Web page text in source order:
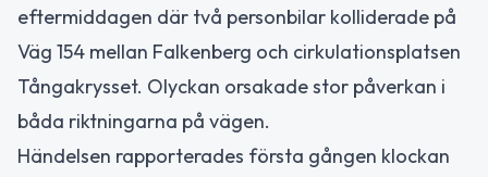
eftermiddagen där två personbilar kolliderade på
Väg 154 mellan Falkenberg och cirkulationsplatsen
Tångakrysset. Olyckan orsakade stor påverkan i
båda riktningarna på vägen.
Händelsen rapporterades första gången klockan